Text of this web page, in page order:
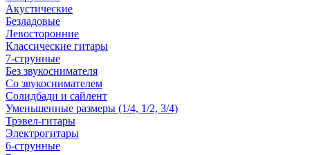
Акустические
Безладовые
Левосторонние
Классические гитары
7-струнные
Без звукоснимателя
Со звукоснимателем
Солидбади и сайлент
Уменьшенные размеры (1/4, 1/2, 3/4)
Трэвел-гитары
Электрогитары
6-струнные